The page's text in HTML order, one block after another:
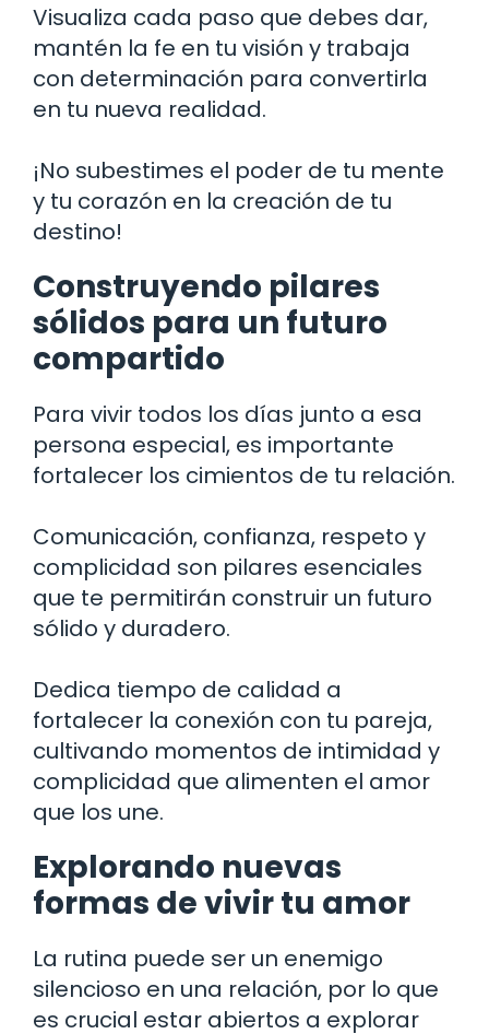
Visualiza cada paso que debes dar,
mantén la fe en tu visión y trabaja
con determinación para convertirla
en tu nueva realidad.
¡No subestimes el poder de tu mente
y tu corazón en la creación de tu
destino!
Construyendo pilares
sólidos para un futuro
compartido
Para vivir todos los días junto a esa
persona especial, es importante
fortalecer los cimientos de tu relación.
Comunicación, confianza, respeto y
complicidad son pilares esenciales
que te permitirán construir un futuro
sólido y duradero.
Dedica tiempo de calidad a
fortalecer la conexión con tu pareja,
cultivando momentos de intimidad y
complicidad que alimenten el amor
que los une.
Explorando nuevas
formas de vivir tu amor
La rutina puede ser un enemigo
silencioso en una relación, por lo que
es crucial estar abiertos a explorar